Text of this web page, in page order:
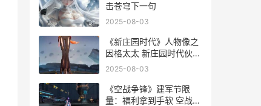
击苍穹下一句
2025-08-03
《新庄园时代》人物像之
因格太太 新庄园时代伙伴
推荐攻略
2025-08-03
《空战争锋》建军节限
量：福利拿到手软 空战争